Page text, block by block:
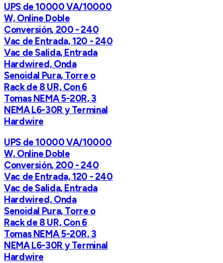
UPS de 10000 VA/10000
W, Online Doble
Conversión, 200 - 240
Vac de Entrada, 120 - 240
Vac de Salida, Entrada
Hardwired, Onda
Senoidal Pura, Torre o
Rack de 8 UR, Con 6
Tomas NEMA 5-20R, 3
NEMA L6-30R y Terminal
Hardwire
UPS de 10000 VA/10000
W, Online Doble
Conversión, 200 - 240
Vac de Entrada, 120 - 240
Vac de Salida, Entrada
Hardwired, Onda
Senoidal Pura, Torre o
Rack de 8 UR, Con 6
Tomas NEMA 5-20R, 3
NEMA L6-30R y Terminal
Hardwire